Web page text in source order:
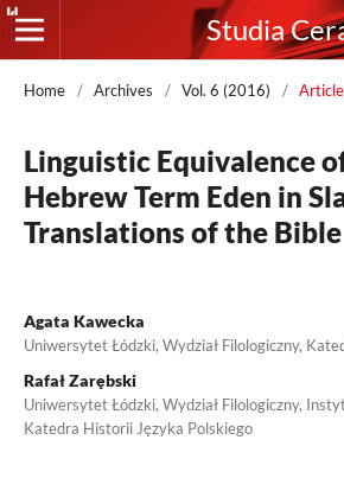
Studia
Home / Archives / Vol. 6 (2016) /
Linguistic Equivalence
Hebrew Term Eden in
Translations of the Bible
Agata Kawecka
Uniwersytet Łódzki, Wydział Filologiczny,
Rafał Zarębski
Uniwersytet Łódzki, Wydział Filologiczny,
Katedra Historii Języka Polskiego